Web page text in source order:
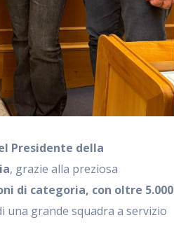
Presidente della
, grazie alla preziosa
di categoria, con oltre 5.000
una grande squadra a servizio